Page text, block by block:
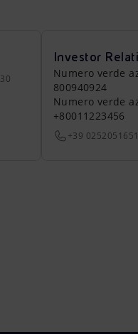
Investor
Numero verde
800940924
Numero verde
+80011223456
+39 0252051651